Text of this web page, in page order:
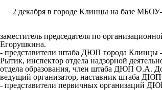
2 декабря в городе Клинцы на базе
заместитель председателя по
Егорушкина.
- представители штаба ДЮП города Клинцы
Рытик, инспектор отдела надзорной
отдела образования, член штаба ДЮП О.А.
ведущий организатор, наставник штаба
- представители первичных организаций